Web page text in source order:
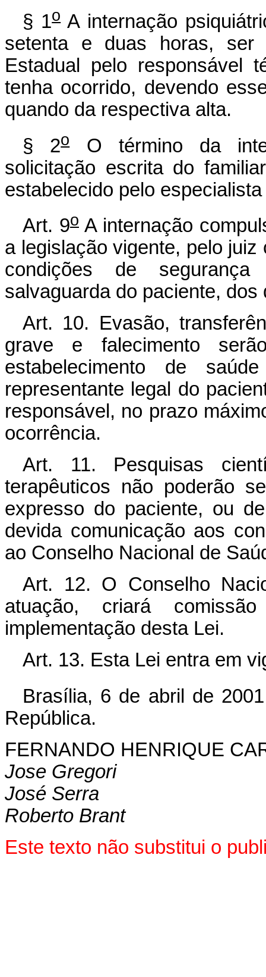
§ 1oA internação
setenta e duas horas, ser
Estadual pelo responsável
tenha ocorrido, devendo
quando da respectiva alta.
§ 2oO término da
solicitação escrita do
estabelecido pelo
Art. 9o A internação
a legislação vigente, pelo
condições de
salvaguarda do paciente,
Art. 10. Evasão,
grave e falecimento
estabelecimento de
representante legal do
responsável, no prazo
ocorrência.
Art. 11. Pesquisas
terapêuticos não poderão
expresso do paciente, ou
devida comunicação aos
ao Conselho Nacional de
Art. 12. O Conselho
atuação, criará
implementação desta Lei.
Art. 13. Esta Lei entra em
Brasília, 6 de abril de
República.
FERNANDO HENRIQUE
Jose Gregori
José Serra
Roberto Brant
Este texto não substitui o